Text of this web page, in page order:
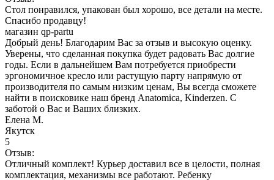
Стол понравился, упакован был хорошо, все детали на месте.
Спасибо продавцу!
магазин qp-partu
Добрый день! Благодарим Вас за отзыв и высокую оценку.
Уверены, что сделанная покупка будет радовать Вас долгие
годы. Если в дальнейшем Вам потребуется приобрести
эргономичное кресло или растущую парту напрямую от
производителя по самым низким ценам, Вы всегда сможете
найти в поисковике наш бренд Anatomica, Kinderzen. С
заботой о Вас и Ваших близких.
Елена М.
Якутск
5
Отзыв:
Отличный комплект! Курьер доставил все в целости, полная
комплектация, механизмы все работают. Ребенку